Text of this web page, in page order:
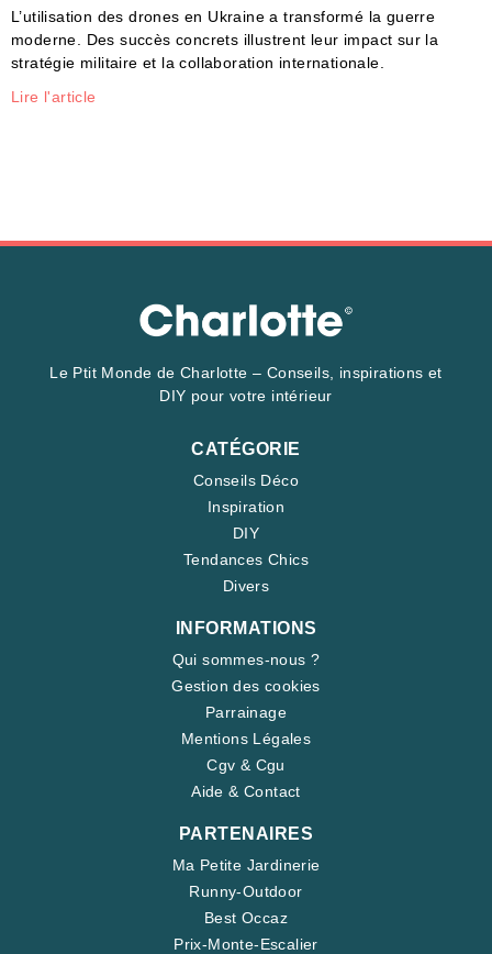
L’utilisation des drones en Ukraine a transformé la guerre
moderne. Des succès concrets illustrent leur impact sur la
stratégie militaire et la collaboration internationale.
Lire l'article
Le Ptit Monde de Charlotte – Conseils, inspirations et
DIY pour votre intérieur
CATÉGORIE
Conseils Déco
Inspiration
DIY
Tendances Chics
Divers
INFORMATIONS
Qui sommes-nous ?
Gestion des cookies
Parrainage
Mentions Légales
Cgv & Cgu
Aide & Contact
PARTENAIRES
Ma Petite Jardinerie
Runny-Outdoor
Best Occaz
Prix-Monte-Escalier